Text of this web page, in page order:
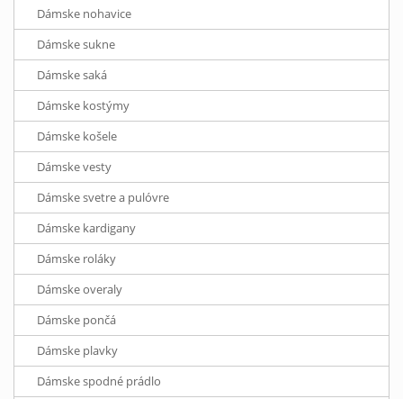
Dámske nohavice
Dámske sukne
Dámske saká
Dámske kostýmy
Dámske košele
Dámske vesty
Dámske svetre a pulóvre
Dámske kardigany
Dámske roláky
Dámske overaly
Dámske pončá
Dámske plavky
Dámske spodné prádlo